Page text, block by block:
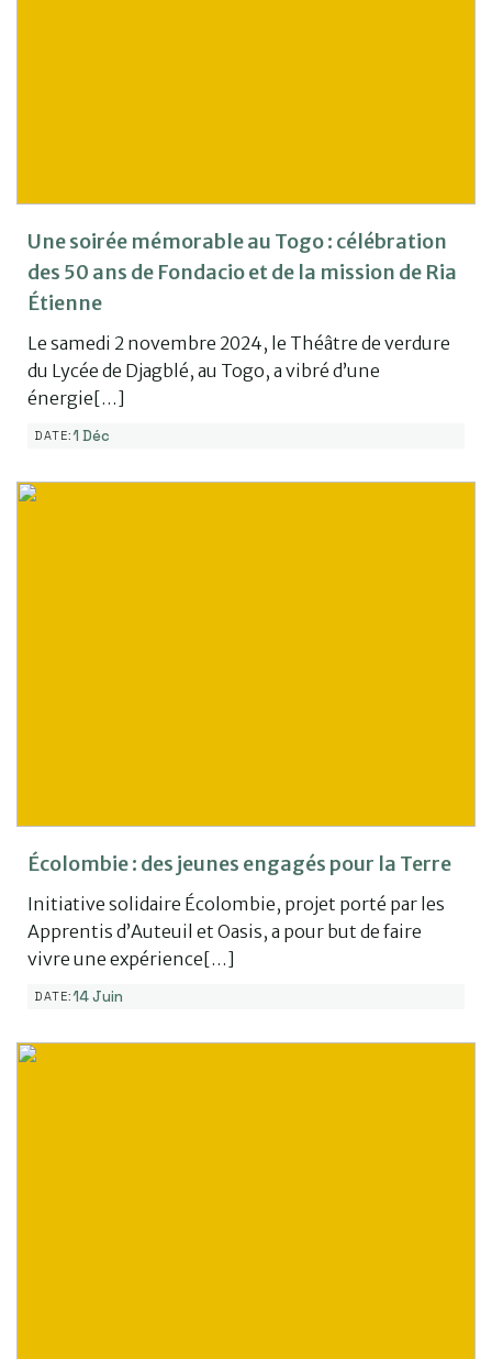
Une soirée mémorable au Togo : célébration
des 50 ans de Fondacio et de la mission de Ria
Étienne
Le samedi 2 novembre 2024, le Théâtre de verdure
du Lycée de Djagblé, au Togo, a vibré d’une
énergie[…]
DATE:1 Déc
Écolombie : des jeunes engagés pour la Terre
Initiative solidaire Écolombie, projet porté par les
Apprentis d’Auteuil et Oasis, a pour but de faire
vivre une expérience[…]
DATE:14 Juin